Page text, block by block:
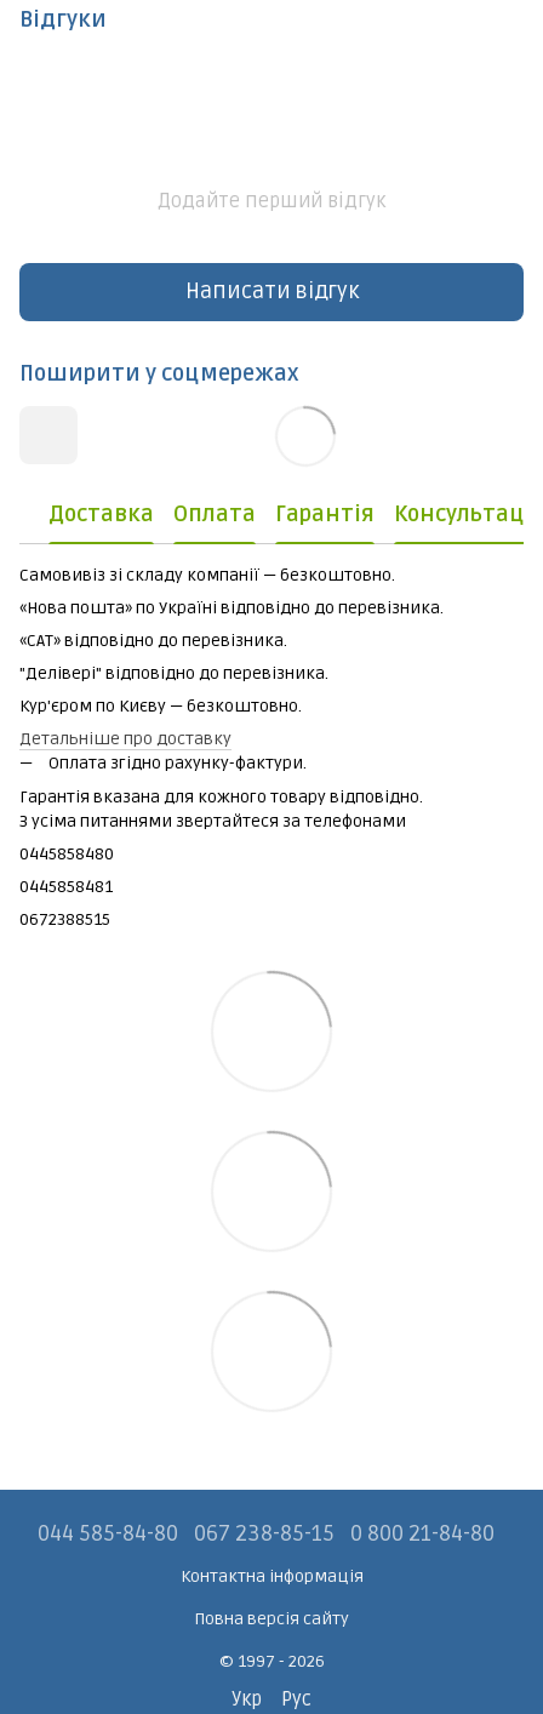
Відгуки
Додайте перший відгук
Написати відгук
Поширити у соцмережах
Доставка Оплата Гарантія
Самовивіз зі складу компанії — безкоштовно.
«Нова пошта» по Україні відповідно до перевізника.
«САТ» відповідно до перевізника.
"Делівері" відповідно до перевізника.
Кур'єром по Києву — безкоштовно.
Детальніше про доставку
Оплата згідно рахунку-фактури.
Гарантія вказана для кожного товару відповідно.
З усіма питаннями звертайтеся за телефонами
0445858480
0445858481
0672388515
044 585-84-80 067 238-85-15 0 800 21-84-80
Контактна інформація
Повна версія сайту
© 1997 - 2026
Укр Рус